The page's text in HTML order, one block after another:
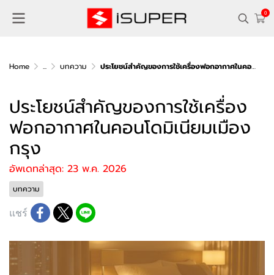
0
Home ... บทความ ประโยชน์สำคัญของการใช้เครื่องฟอกอากาศในคอนโดมิเนียมเมืองกรุง
ประโยชน์สำคัญของการใช้เครื่อง
ฟอกอากาศในคอนโดมิเนียมเมือง
กรุง
อัพเดทล่าสุด: 23 พ.ค. 2026
บทความ
แชร์